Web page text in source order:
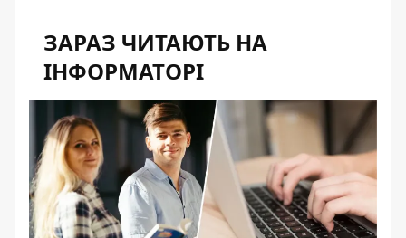
ЗАРАЗ ЧИТАЮТЬ НА
ІНФОРМАТОРІ